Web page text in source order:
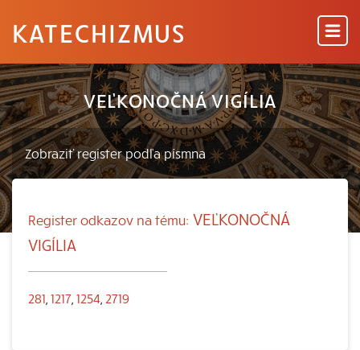
KATECHIZMUS
VEĽKONOČNÁ VIGÍLIA
Register odkazov na tému: VEĽKONOČNÁ
VIGÍLIA
281 1217 1254 2719